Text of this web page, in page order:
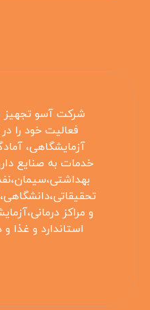
شرکت آسو تجهیز
فعالیت خود را
آزمایشگاهی،
خدمات به صنایع
و مراکز
استاندارد و غذا و